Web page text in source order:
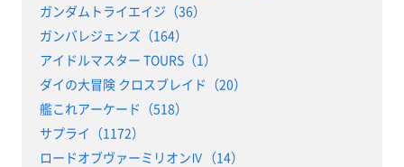
ガンダムトライエイジ（36）
ガンバレジェンズ（164）
アイドルマスター TOURS（1）
ダイの大冒険 クロスブレイド（20）
艦これアーケード（518）
サプライ（1172）
ロードオブヴァーミリオンⅣ（14）